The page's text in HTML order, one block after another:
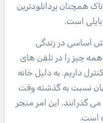
همچنان پردانلودترین
است.
اساسی در زندگی
همه چیز را در تلفن های
داریم. به دلیل خانه
نسبت به گذشته وقت
گذرانند. این امر منجر
است.